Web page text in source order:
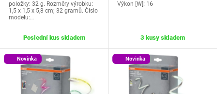
položky: 32 g. Rozměry výrobku:
1,5 x 1,5 x 5,8 cm; 32 gramů. Číslo
modelu:…
Poslední kus skladem
Výkon [W]: 16
3 kusy skladem
Novinka Novinka